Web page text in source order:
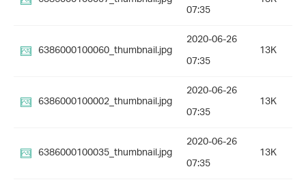
07:35
6386000100060_thumbnail.jpg
2020-06-26
07:35
13K
6386000100002_thumbnail.jpg
2020-06-26
07:35
13K
6386000100035_thumbnail.jpg
2020-06-26
07:35
13K